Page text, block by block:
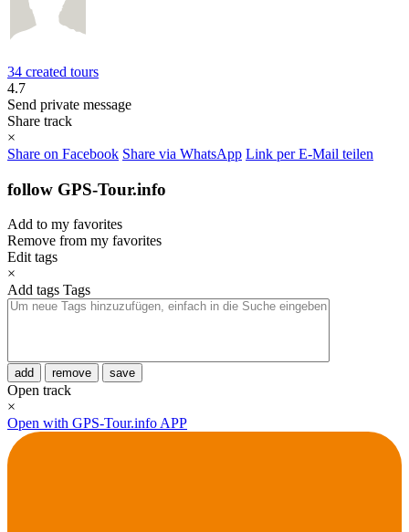
34 created tours
4.7
Send private message
Share track
×
Share on Facebook Share via WhatsApp Link per E-Mail teilen
follow GPS-Tour.info
Add to my favorites
Remove from my favorites
Edit tags
×
Add tags Tags
add remove save
Open track
×
Open with GPS-Tour.info APP